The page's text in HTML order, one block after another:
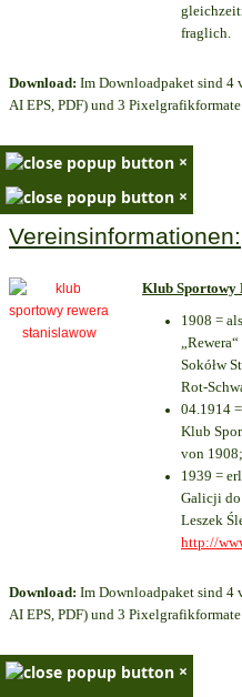
fraglich.
Download: Im Downloadpaket sind 4
AI EPS, PDF) und 3 Pixelgrafikformate
×
×
Vereinsinformationen:
Klub Sportowy
1908 =
Sokółw
Rot-
04.1914
Klub
von 1908;
1939 =
Galicji
Leszek
http://
Download: Im Downloadpaket sind 4
AI EPS, PDF) und 3
×